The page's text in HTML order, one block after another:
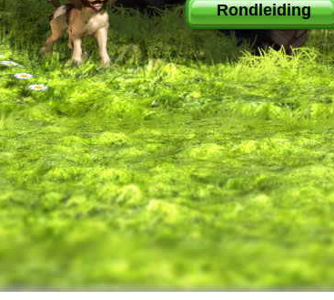
Rondleiding